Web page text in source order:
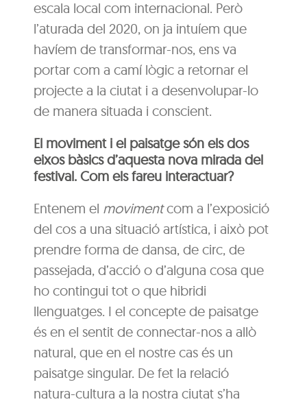
escala local com internacional. Però
l’aturada del 2020, on ja intuíem que
havíem de transformar-nos, ens va
portar com a camí lògic a retornar el
projecte a la ciutat i a desenvolupar-lo
de manera situada i conscient.
El moviment i el paisatge són els dos
eixos bàsics d’aquesta nova mirada del
festival. Com els fareu interactuar?
Entenem el movimentcom a l’exposició
del cos a una situació artística, i això pot
prendre forma de dansa, de circ, de
passejada, d’acció o d’alguna cosa que
ho contingui tot o que hibridi
llenguatges. I el concepte de paisatge
és en el sentit de connectar-nos a allò
natural, que en el nostre cas és un
paisatge singular. De fet la relació
natura-cultura a la nostra ciutat s’ha